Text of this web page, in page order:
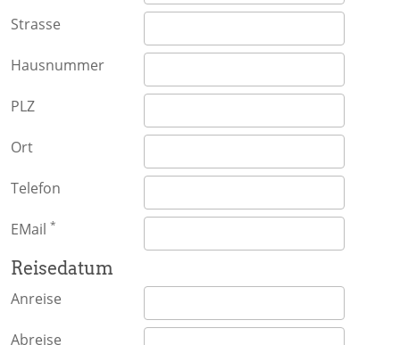
Strasse
Hausnummer
PLZ
Ort
Telefon
EMail *
Reisedatum
Anreise
Abreise